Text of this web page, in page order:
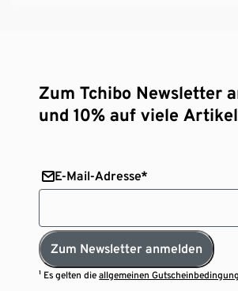
Zum Tchibo Newsletter
und 10% auf viele Artikel
E-Mail-Adresse*
Zum Newsletter anmelden
¹ Es gelten dieallgemeinen